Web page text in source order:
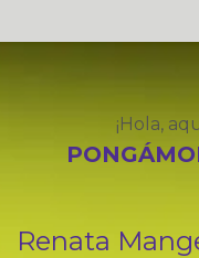
¡Hola,
Renata